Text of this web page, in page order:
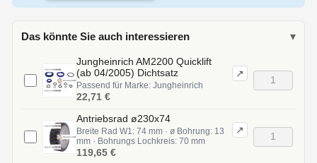
Das könnte Sie auch interessieren ▾
Jungheinrich AM2200 Quicklift
(ab 04/2005) Dichtsatz
Passend für Marke: Jungheinrich
↗
22,71 €
Antriebsrad ø230x74
Breite Rad W1: 74 mm · ø Bohrung: 13
mm · Bohrungs Lochkreis: 70 mm
↗
119,65 €